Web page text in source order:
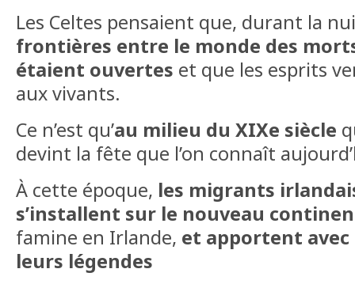
Les Celtes pensaient que, durant la
frontières entre le monde des
étaient ouvertes et que les esprits
aux vivants.
Ce n’est qu’au milieu du XIXe siècle
devint la fête que l’on connaît
À cette époque, les migrants
s’installent sur le nouveau
famine en Irlande, et apportent
leurs légendes